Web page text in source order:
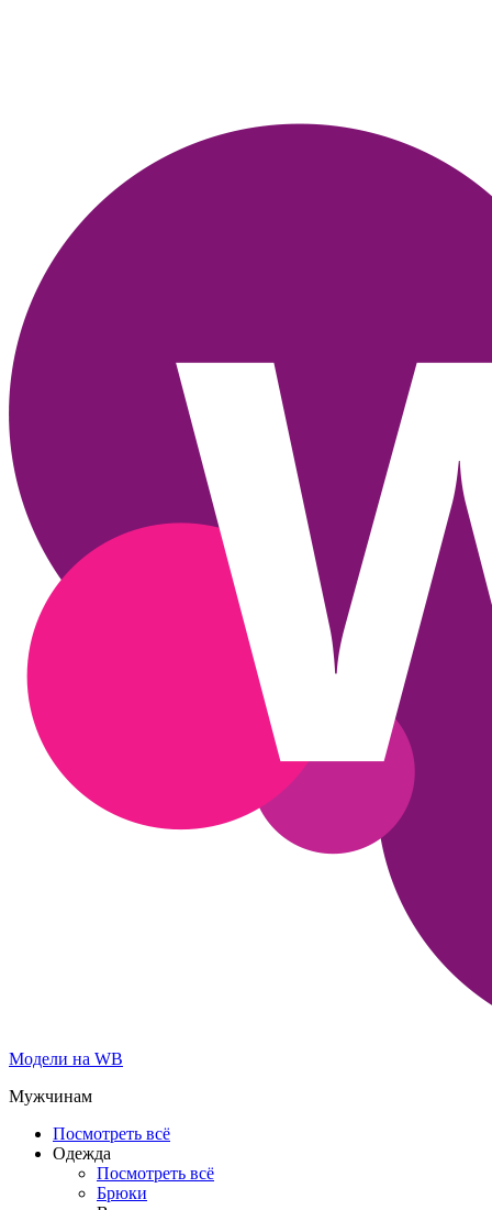
Модели на WB
Мужчинам
Посмотреть всё
Одежда
Посмотреть всё
Брюки